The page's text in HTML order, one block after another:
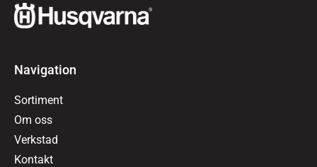
Navigation
Sortiment
Om oss
Verkstad
Kontakt